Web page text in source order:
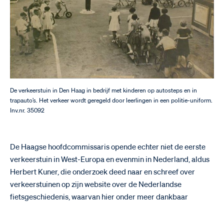
De verkeerstuin in Den Haag in bedrijf met kinderen op autosteps en in
trapauto’s. Het verkeer wordt geregeld door leerlingen in een politie-uniform.
Inv.nr. 35092
De Haagse hoofdcommissaris opende echter niet de eerste
verkeerstuin in West-Europa en evenmin in Nederland, aldus
Herbert Kuner, die onderzoek deed naar en schreef over
verkeerstuinen op zijn website over de Nederlandse
fietsgeschiedenis, waarvan hier onder meer dankbaar